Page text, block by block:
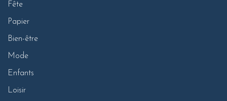
Fête
Papier
Bien-être
Mode
Enfants
Loisir